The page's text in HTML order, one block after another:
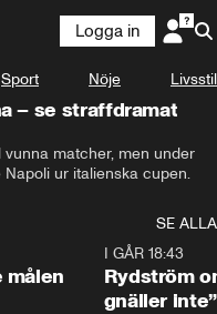
Logga in
Sport Nöje Livsstil
– se straffdramat
matcher, men under
ur italienska cupen.
SE ALLA
målen
I GÅR 18:43
Rydström
gnäller inte”